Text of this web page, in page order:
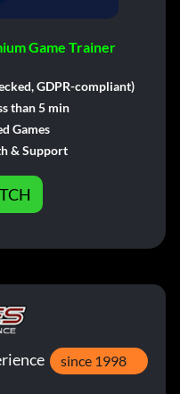
Game Trainer
GDPR-compliant)
than 5 min
Games
& Support
since 1998